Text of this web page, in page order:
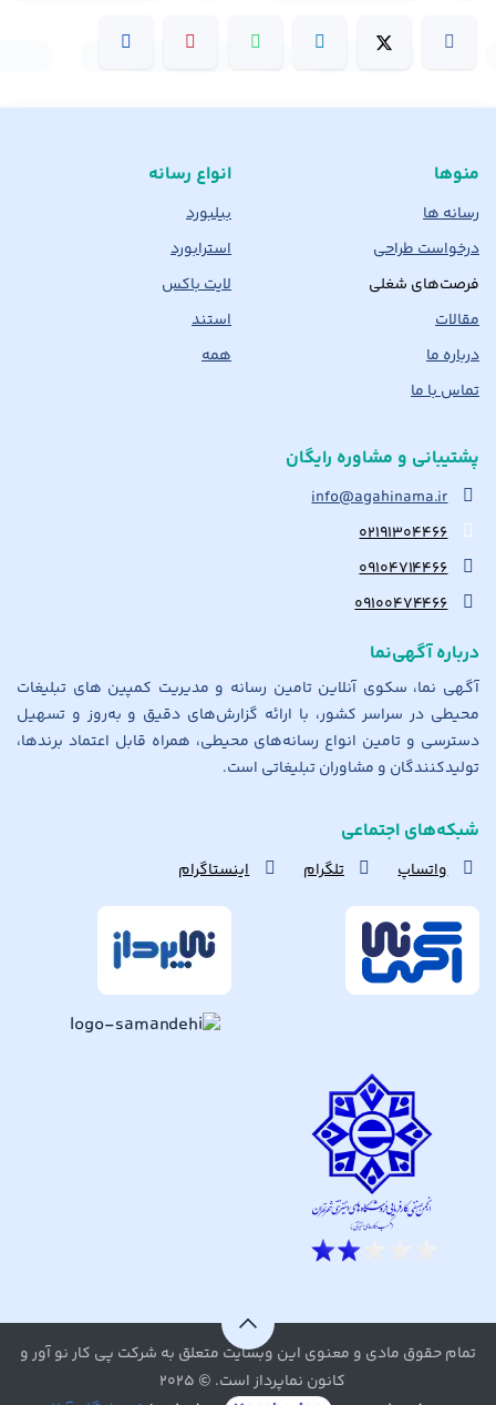
منوها
رسانه ها
درخواست طراحی
فرصت‌های شغلی
مقالات
درباره ما
تماس با ما
انواع رسانه
بیلبورد
استرابورد
لایت باکس
استند
همه
پشتیبانی و مشاوره رایگان
info@agahinama.ir
۰۲۱۹۱۳۰۴۴۶۶
۰۹۱۰۴۷۱۴۴۶۶
۰۹۱۰۰۴۷۴۴۶۶
درباره آگهی‌نما
آگهی نما، سکوی آنلاین تامین رسانه و مدیریت کمپین های تبلیغات
محیطی در سراسر کشور، با ارائه گزارش‌های دقیق و به‌روز و تسهیل
دسترسی و تامین انواع رسانه‌های محیطی، همراه قابل اعتماد برندها،
تولیدکنندگان و مشاوران تبلیغاتی است.
شبکه‌های اجتماعی
واتساپ تلگرام اینستاگرام
تمام حقوق مادی و معنوی این وبسایت متعلق به شرکت پی کار نو آور و
کانون نماپرداز است. © ۲۰۲۵